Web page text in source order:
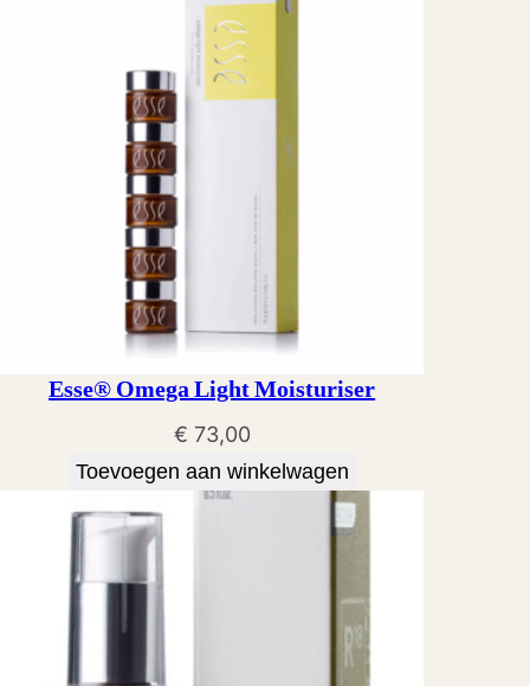
Esse® Omega Light Moisturiser
€ 73,00
Toevoegen aan winkelwagen